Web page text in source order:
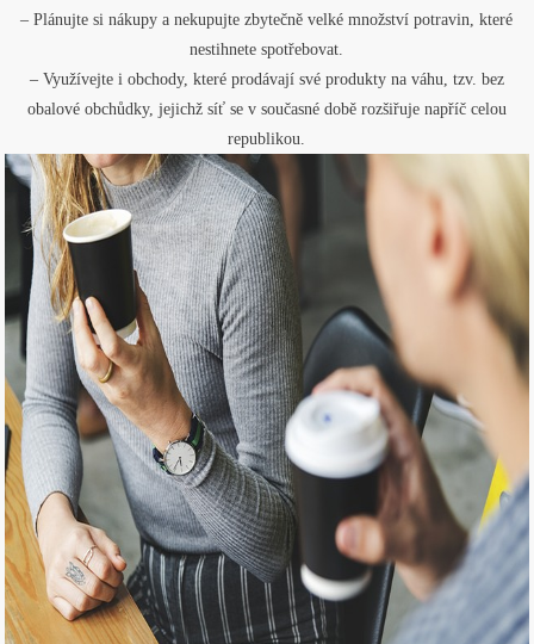
– Plánujte si nákupy a nekupujte zbytečně velké množství potravin, které
nestihnete spotřebovat.
– Využívejte i obchody, které prodávají své produkty na váhu, tzv. bez
obalové obchůdky, jejichž síť se v současné době rozšiřuje napříč celou
republikou.